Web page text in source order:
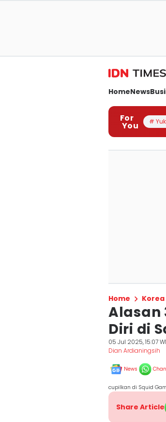
HomeNews
For
You #
Home Korea
Alasan
Diri di
05 Jul 2025, 15:07
Dian Ardianingsih
News
cupilkan di Squid
Share Article